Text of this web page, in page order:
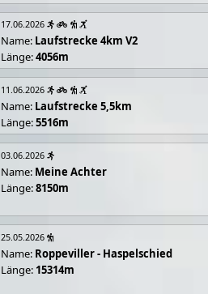
17.06.2026
Name: Laufstrecke 4km V2
Länge:4056m
11.06.2026
Name: Laufstrecke 5,5km
Länge:5516m
03.06.2026
Name: Meine Achter
Länge:8150m
25.05.2026
Name: Roppeviller - Haspelschied
Länge: 15314m